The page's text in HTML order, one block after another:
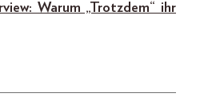
Warum „Trotzdem“ ihr